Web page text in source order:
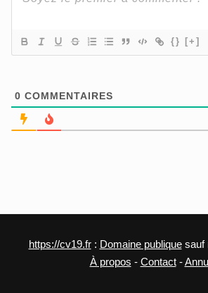
{} [+]
0 COMMENTAIRES
https://cv19.fr: Domaine publiquesauf
À propos - Contact-